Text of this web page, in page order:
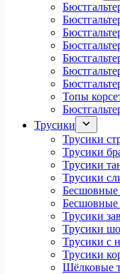
Топы
Трусики
Трусики
Трусики
Трусики
Трусики
Бесшовные
Трусики
Трусики
Трусики с
Трусики
Шёлковые